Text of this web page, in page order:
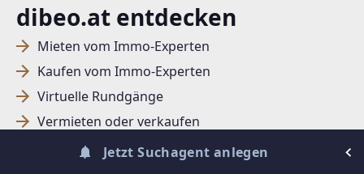
dibeo.at entdecken
Mieten vom Immo-Experten
Kaufen vom Immo-Experten
Virtuelle Rundgänge
Vermieten oder verkaufen
Info für Immobilien Makler
Jetzt Suchagent anlegen
in den Datenschutzbestimmungen
zu.